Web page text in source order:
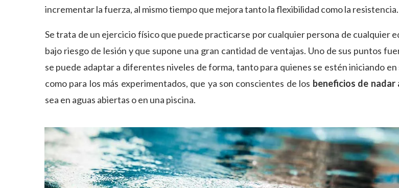
incrementar la fuerza, al mismo tiempo que mejora tanto la flexibilidad como la resistencia.
Se trata de un ejercicio físico que puede practicarse por cualquier persona de cualquier
bajo riesgo de lesión y que supone una gran cantidad de ventajas. Uno de sus puntos
se puede adaptar a diferentes niveles de forma, tanto para quienes se estén iniciando
como para los más experimentados, que ya son conscientes de los beneficios de nadar
sea en aguas abiertas o en una piscina.